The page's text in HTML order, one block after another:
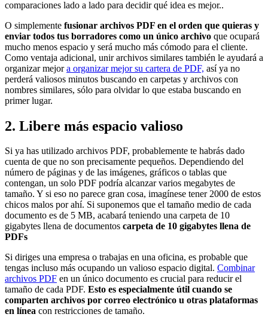
comparaciones lado a lado para decidir qué idea es mejor..
O simplemente fusionar archivos PDF en el orden que quieras y
enviar todos tus borradores como un único archivo que ocupará
mucho menos espacio y será mucho más cómodo para el cliente.
Como ventaja adicional, unir archivos similares también le ayudará a
organizar mejora organizar mejor su cartera de PDF, así ya no
perderá valiosos minutos buscando en carpetas y archivos con
nombres similares, sólo para olvidar lo que estaba buscando en
primer lugar.
2. Libere más espacio valioso
Si ya has utilizado archivos PDF, probablemente te habrás dado
cuenta de que no son precisamente pequeños. Dependiendo del
número de páginas y de las imágenes, gráficos o tablas que
contengan, un solo PDF podría alcanzar varios megabytes de
tamaño. Y si eso no parece gran cosa, imagínese tener 2000 de estos
chicos malos por ahí. Si suponemos que el tamaño medio de cada
documento es de 5 MB, acabará teniendo una carpeta de 10
gigabytes llena de documentos carpeta de 10 gigabytes llena de
PDFs
Si diriges una empresa o trabajas en una oficina, es probable que
tengas incluso más ocupando un valioso espacio digital. Combinar
archivos PDF en un único documento es crucial para reducir el
tamaño de cada PDF. Esto es especialmente útil cuando se
comparten archivos por correo electrónico u otras plataformas
en línea con restricciones de tamaño.